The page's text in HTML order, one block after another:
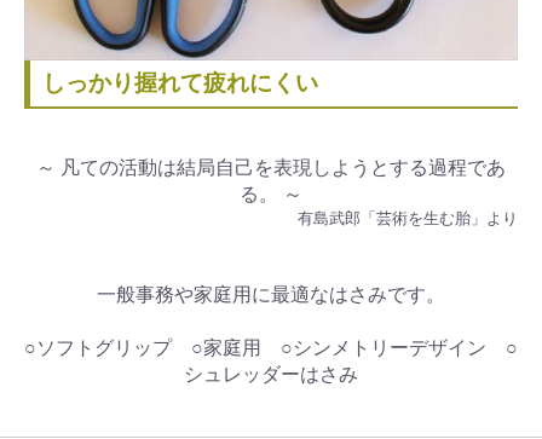
しっかり握れて疲れにくい
～ 凡ての活動は結局自己を表現しようとする過程であ
る。 ～
有島武郎「芸術を生む胎」より
一般事務や家庭用に最適なはさみです。
○ソフトグリップ ○家庭用 ○シンメトリーデザイン ○
シュレッダーはさみ